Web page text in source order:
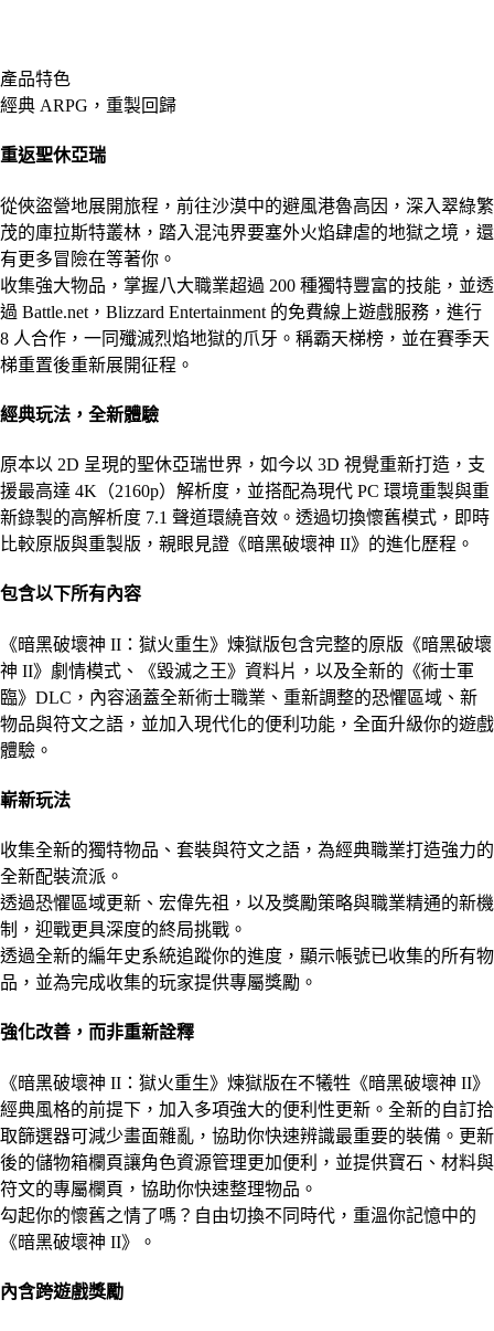
產品特色
經典 ARPG，重製回歸
重返聖休亞瑞
從俠盜營地展開旅程，前往沙漠中的避風港魯高因，深入翠綠繁
茂的庫拉斯特叢林，踏入混沌界要塞外火焰肆虐的地獄之境，還
有更多冒險在等著你。
收集強大物品，掌握八大職業超過 200 種獨特豐富的技能，並透
過 Battle.net，Blizzard Entertainment 的免費線上遊戲服務，進行
8 人合作，一同殲滅烈焰地獄的爪牙。稱霸天梯榜，並在賽季天
梯重置後重新展開征程。
經典玩法，全新體驗
原本以 2D 呈現的聖休亞瑞世界，如今以 3D 視覺重新打造，支
援最高達 4K（2160p）解析度，並搭配為現代 PC 環境重製與重
新錄製的高解析度 7.1 聲道環繞音效。透過切換懷舊模式，即時
比較原版與重製版，親眼見證《暗黑破壞神 II》的進化歷程。
包含以下所有內容
《暗黑破壞神 II：獄火重生》煉獄版包含完整的原版《暗黑破壞
神 II》劇情模式、《毀滅之王》資料片，以及全新的《術士軍
臨》DLC，內容涵蓋全新術士職業、重新調整的恐懼區域、新
物品與符文之語，並加入現代化的便利功能，全面升級你的遊戲
體驗。
嶄新玩法
收集全新的獨特物品、套裝與符文之語，為經典職業打造強力的
全新配裝流派。
透過恐懼區域更新、宏偉先祖，以及獎勵策略與職業精通的新機
制，迎戰更具深度的終局挑戰。
透過全新的編年史系統追蹤你的進度，顯示帳號已收集的所有物
品，並為完成收集的玩家提供專屬獎勵。
強化改善，而非重新詮釋
《暗黑破壞神 II：獄火重生》煉獄版在不犧牲《暗黑破壞神 II》
經典風格的前提下，加入多項強大的便利性更新。全新的自訂拾
取篩選器可減少畫面雜亂，協助你快速辨識最重要的裝備。更新
後的儲物箱欄頁讓角色資源管理更加便利，並提供寶石、材料與
符文的專屬欄頁，協助你快速整理物品。
勾起你的懷舊之情了嗎？自由切換不同時代，重溫你記憶中的
《暗黑破壞神 II》。
內含跨遊戲獎勵